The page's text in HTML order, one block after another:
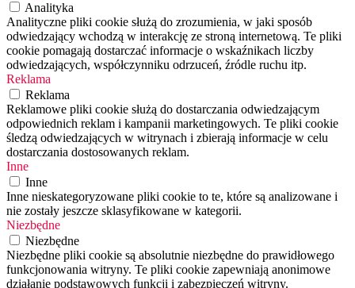
Analityka
Analityczne pliki cookie służą do zrozumienia, w jaki sposób
odwiedzający wchodzą w interakcję ze stroną internetową. Te pliki
cookie pomagają dostarczać informacje o wskaźnikach liczby
odwiedzających, współczynniku odrzuceń, źródle ruchu itp.
Reklama
Reklama
Reklamowe pliki cookie służą do dostarczania odwiedzającym
odpowiednich reklam i kampanii marketingowych. Te pliki cookie
śledzą odwiedzających w witrynach i zbierają informacje w celu
dostarczania dostosowanych reklam.
Inne
Inne
Inne nieskategoryzowane pliki cookie to te, które są analizowane i
nie zostały jeszcze sklasyfikowane w kategorii.
Niezbędne
Niezbędne
Niezbędne pliki cookie są absolutnie niezbędne do prawidłowego
funkcjonowania witryny. Te pliki cookie zapewniają anonimowe
działanie podstawowych funkcji i zabezpieczeń witryny.